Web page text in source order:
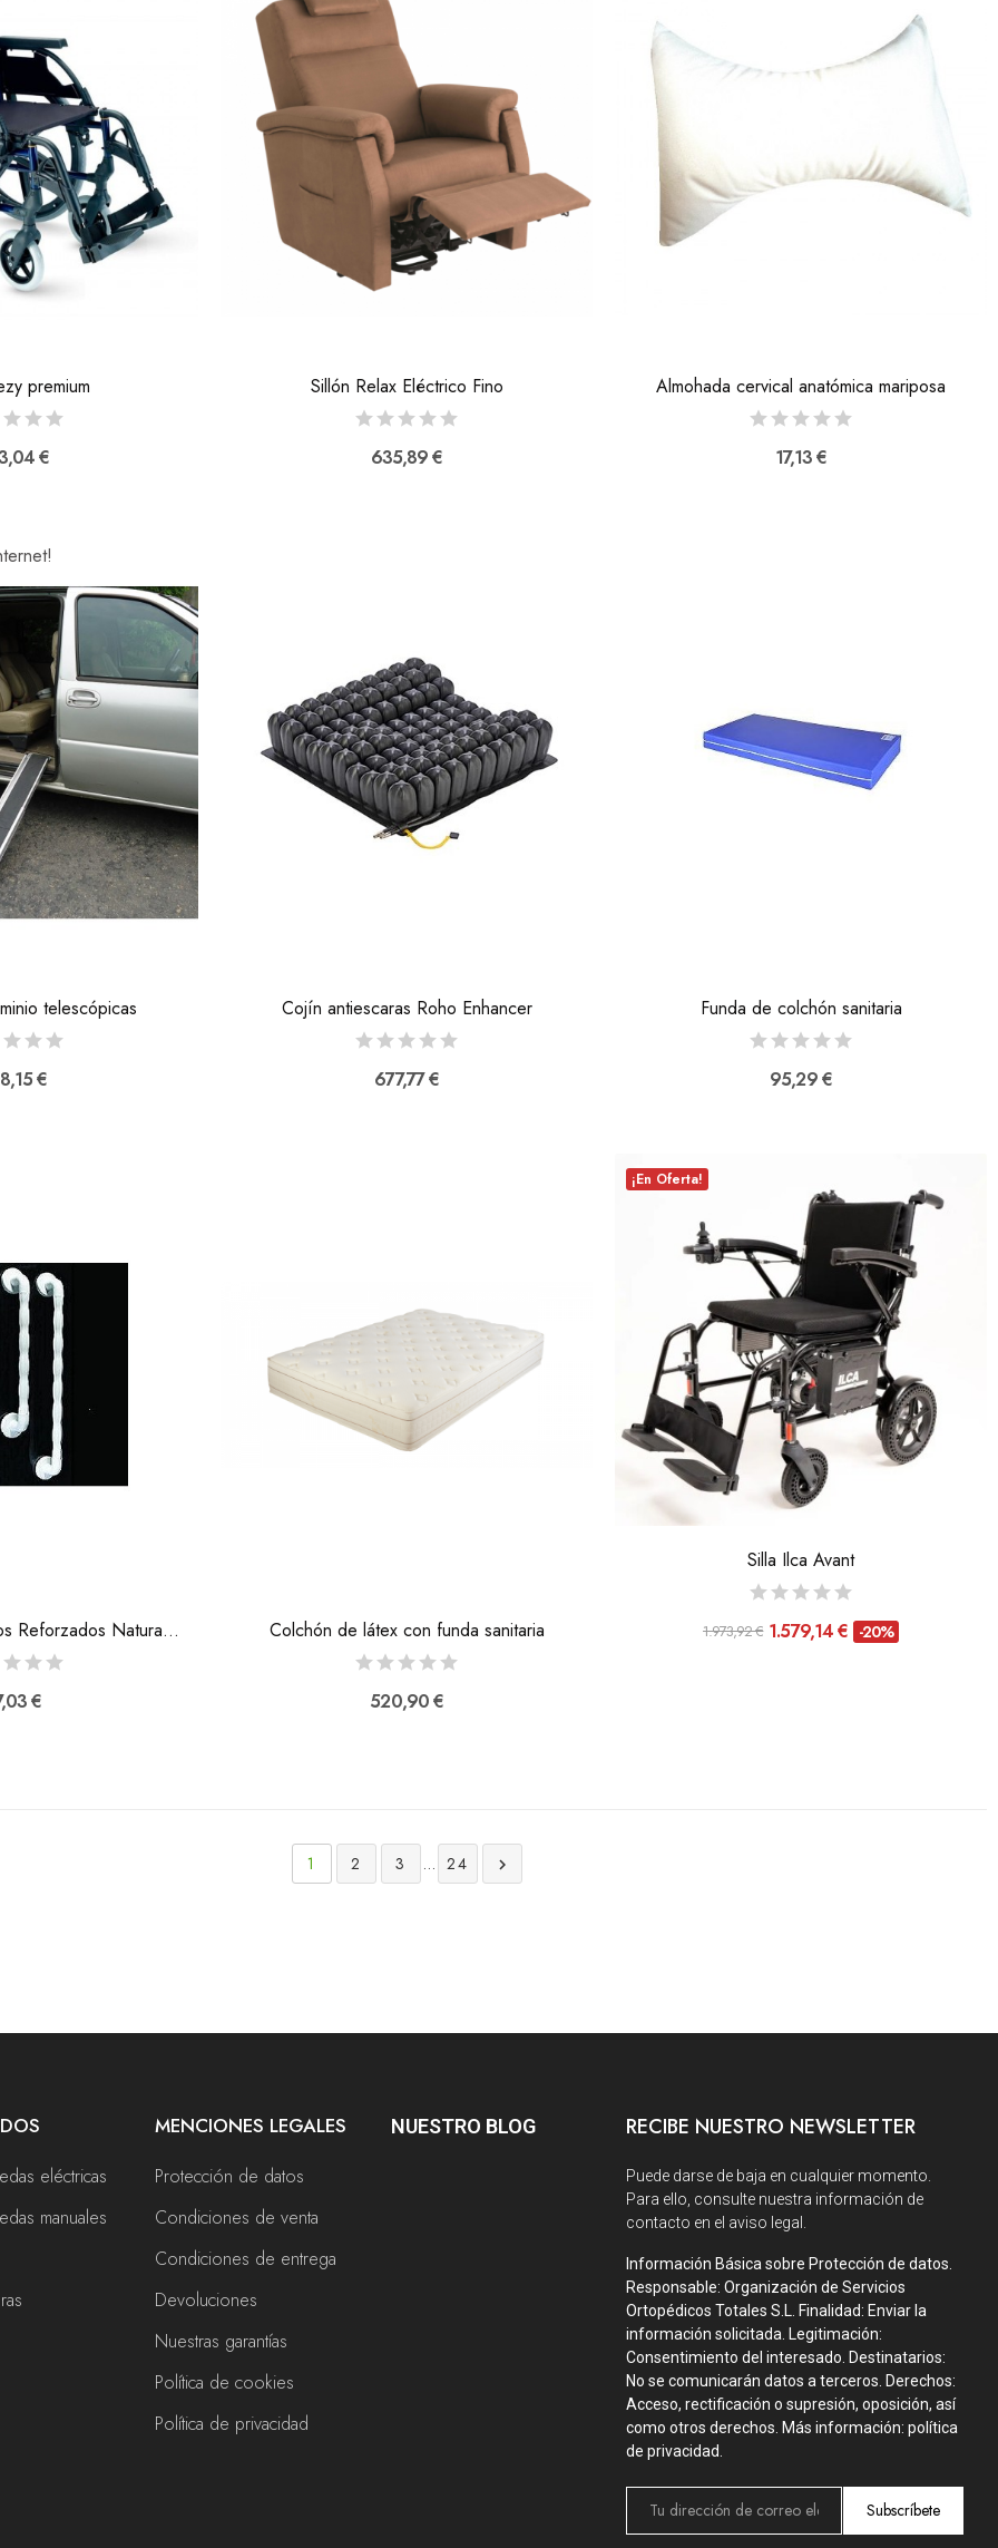
premium
€
Sillón Relax Eléctrico Fino
635,89 €
Almohada cervical anatómica mariposa
17,13 €
telescópicas
€
Cojín antiescaras Roho Enhancer
677,77 €
Funda de colchón sanitaria
95,29 €
Asideros Ergonómicos Reforzados Natural Grip
€
Colchón de látex con funda sanitaria
520,90 €
¡En Oferta!
Silla Ilca Avant
1.973,92 € 1.579,14 € -20%
1 2 3 … 24 
eléctricas
manuales
MENCIONES LEGALES
Protección de datos
Condiciones de venta
Condiciones de entrega
Devoluciones
Nuestras garantías
Política de cookies
Política de privacidad
NUESTRO BLOG RECIBE NUESTRO NEWSLETTER
Puede darse de baja en cualquier momento.
Para ello, consulte nuestra información de
contacto en el aviso legal.
Información Básica sobre Protección de datos.
Responsable: Organización de Servicios
Ortopédicos Totales S.L. Finalidad: Enviar la
información solicitada. Legitimación:
Consentimiento del interesado. Destinatarios:
No se comunicarán datos a terceros. Derechos:
Acceso, rectificación o supresión, oposición, así
como otros derechos. Más información: política
de privacidad.
Subscríbete